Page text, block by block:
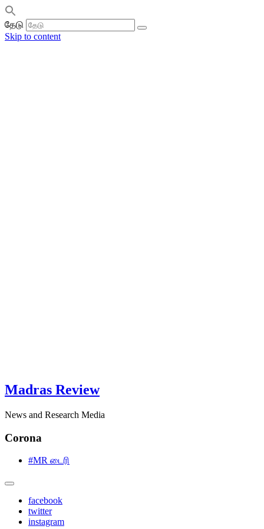
தேடு
Skip to content
Madras Review
News and Research Media
Corona
#MR டைரி
facebook
twitter
instagram